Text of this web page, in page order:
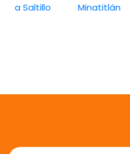
a Saltillo
Minatitlán